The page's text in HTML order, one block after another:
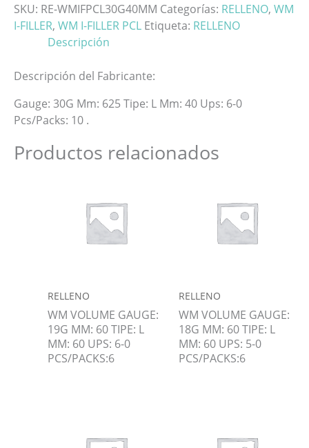
SKU: RE-WMIFPCL30G40MM Categorías: RELLENO, WM
I-FILLER, WM I-FILLER PCL Etiqueta: RELLENO
Descripción
Descripción del Fabricante:
Gauge: 30G Mm: 625 Tipe: L Mm: 40 Ups: 6-0
Pcs/Packs: 10 .
Productos relacionados
RELLENO
WM VOLUME GAUGE:
19G MM: 60 TIPE: L
MM: 60 UPS: 6-0
PCS/PACKS:6
RELLENO
WM VOLUME GAUGE:
18G MM: 60 TIPE: L
MM: 60 UPS: 5-0
PCS/PACKS:6